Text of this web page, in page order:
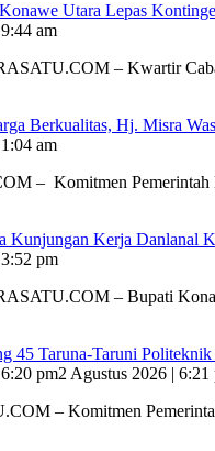
Utara Lepas
am
– Kwartir
Berkualitas, Hj. Misra
am
– Komitmen Pemerintah
Kunjungan Kerja Danlanal
pm
– Bupati
45 Taruna-Taruni
pm2 Agustus 2026 | 6:21
– Komitmen